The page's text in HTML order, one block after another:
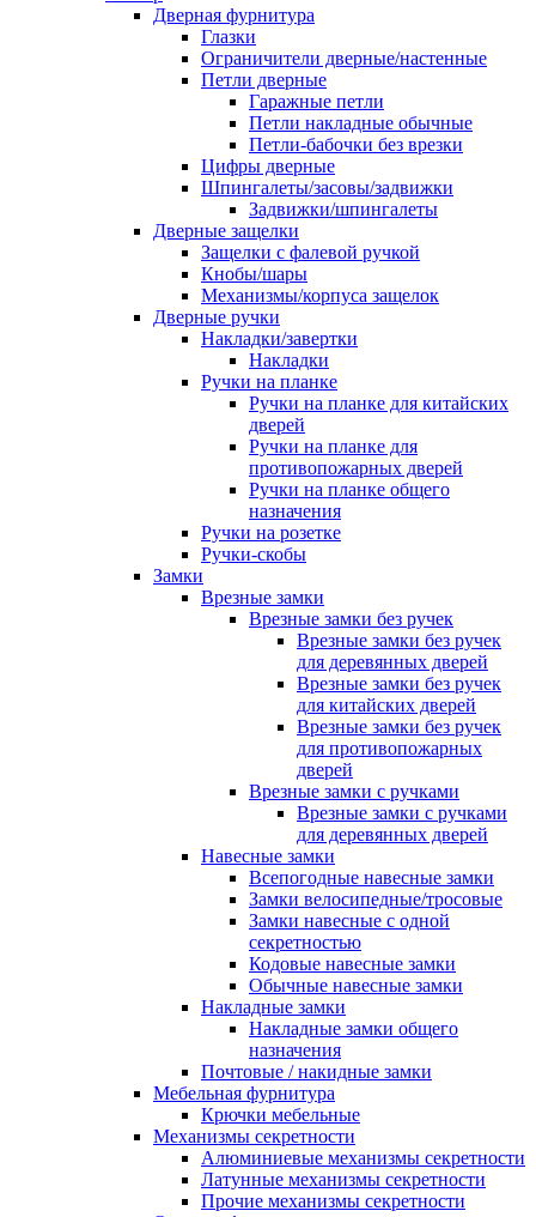
Дверная фурнитура
Глазки
Ограничители дверные/настенные
Петли дверные
Гаражные петли
Петли накладные обычные
Петли-бабочки без врезки
Цифры дверные
Шпингалеты/засовы/задвижки
Задвижки/шпингалеты
Дверные защелки
Защелки с фалевой ручкой
Кнобы/шары
Механизмы/корпуса защелок
Дверные ручки
Накладки/завертки
Накладки
Ручки на планке
Ручки на планке для китайских
дверей
Ручки на планке для
противопожарных дверей
Ручки на планке общего
назначения
Ручки на розетке
Ручки-скобы
Замки
Врезные замки
Врезные замки без ручек
Врезные замки без ручек
для деревянных дверей
Врезные замки без ручек
для китайских дверей
Врезные замки без ручек
для противопожарных
дверей
Врезные замки с ручками
Врезные замки с ручками
для деревянных дверей
Навесные замки
Всепогодные навесные замки
Замки велосипедные/тросовые
Замки навесные с одной
секретностью
Кодовые навесные замки
Обычные навесные замки
Накладные замки
Накладные замки общего
назначения
Почтовые / накидные замки
Мебельная фурнитура
Крючки мебельные
Механизмы секретности
Алюминиевые механизмы секретности
Латунные механизмы секретности
Прочие механизмы секретности